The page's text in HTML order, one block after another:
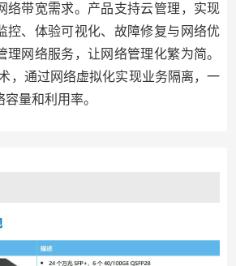
络带宽需求。产品支持云管理，实现
控、体验可视化、故障修复与网络优
理网络服务，让网络管理化繁为简。
，通过网络虚拟化实现业务隔离，一
量和利用率。